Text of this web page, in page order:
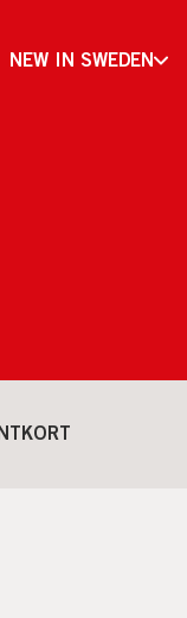
NEW IN SWEDEN